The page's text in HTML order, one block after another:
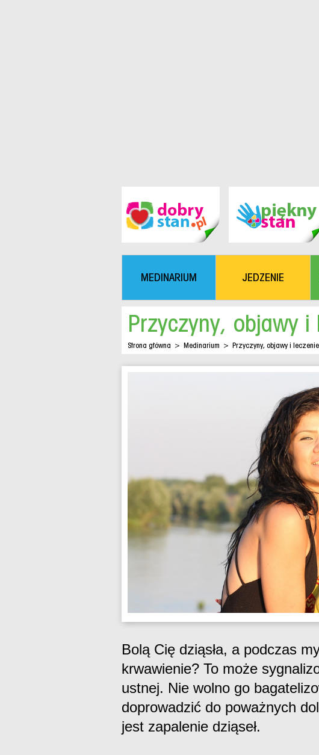
MEDINARIUM JEDZENIE
Przyczyny, objawy i
Strona główna > Medinarium > Przyczyny, objawy i
Bolą Cię dziąsła, a podczas
krwawienie? To może
ustnej. Nie wolno go
doprowadzić do poważnych
jest zapalenie dziąseł.